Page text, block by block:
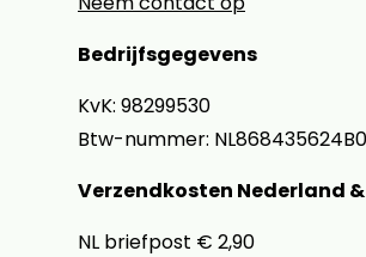
Bedrijfsgegevens
KvK: 98299530
Btw-nummer:
Verzendkosten Nederland
NL briefpost € 2,90